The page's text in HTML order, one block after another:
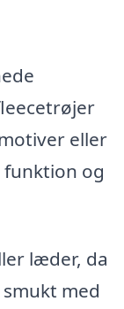
eller
og
læder, da
med